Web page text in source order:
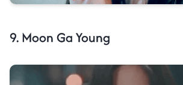
9. Moon Ga Young